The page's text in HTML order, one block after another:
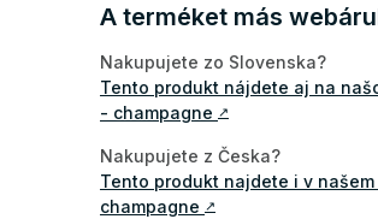
A terméket más
Nakupujete zo Slovenska?
Tento produkt nájdete aj na
- champagne ↗
Nakupujete z Česka?
Tento produkt najdete i v
champagne ↗